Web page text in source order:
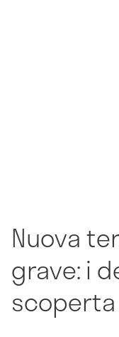
Nuova
grave: i
scoperta